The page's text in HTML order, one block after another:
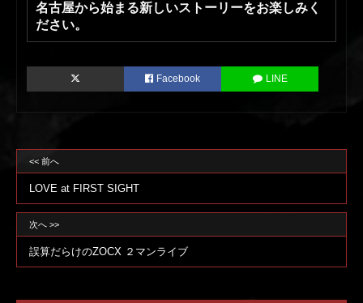
名古屋から始まる新しいストーリーをお楽しみく
ださい。
Facebook LINE
<< 前へ
LOVE at FIRST SIGHT
次へ >>
誤算だらけのZOCX ２マンライブ